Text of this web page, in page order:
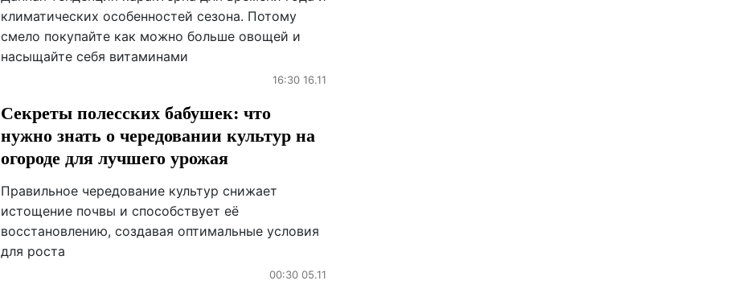
климатических особенностей сезона. Потому
смело покупайте как можно больше овощей и
насыщайте себя витаминами
16:30 16.11
Секреты полесских бабушек: что
нужно знать о чередовании культур на
огороде для лучшего урожая
Правильное чередование культур снижает
истощение почвы и способствует её
восстановлению, создавая оптимальные условия
для роста
00:30 05.11